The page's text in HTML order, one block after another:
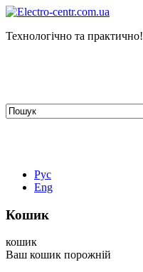
Технологічно та практично!
Рус
Eng
Кошик
кошик
Ваш кошик порожній